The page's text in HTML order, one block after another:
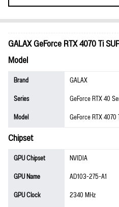
GALAX GeForce RTX 4070 Ti
Model
Brand
GALAX
Series
GeForce RTX 40
Model
GeForce RTX 4070
Chipset
GPU Chipset
NVIDIA
GPU Name
AD103-275-A1
GPU Clock
2340 MHz